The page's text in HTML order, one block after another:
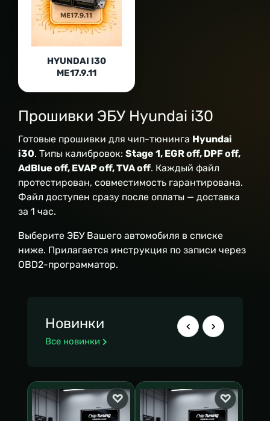
HYUNDAI I30
ME17.9.11
Прошивки ЭБУ Hyundai i30
Готовые прошивки для чип-тюнинга Hyundai
i30. Типы калибровок: Stage 1, EGR off, DPF off,
AdBlue off, EVAP off, TVA off. Каждый файл
протестирован, совместимость гарантирована.
Файл доступен сразу после оплаты — доставка
за 1 час.
Выберите ЭБУ Вашего автомобиля в списке
ниже. Прилагается инструкция по записи через
OBD2-программатор.
Новинки
Все новинки